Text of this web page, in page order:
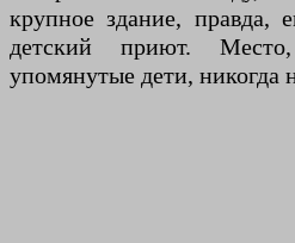
крупное здание, правда,
детский приют.
упомянутые дети, никогда